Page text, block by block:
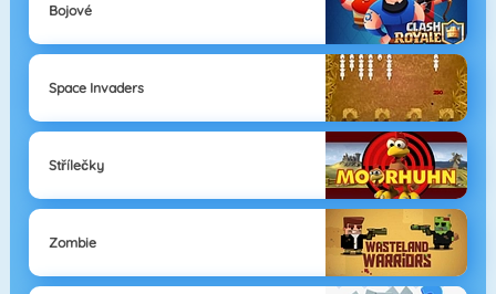
Bojové
Space Invaders
Střílečky
Zombie